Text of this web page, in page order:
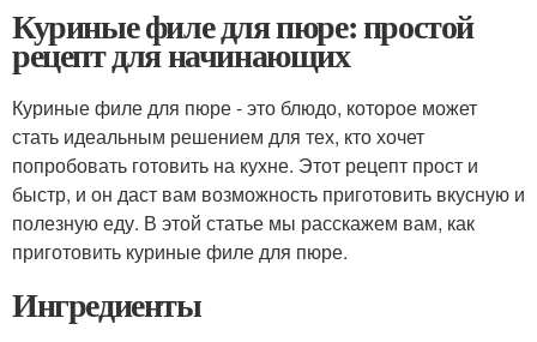
Куриные филе для пюре: простой
рецепт для начинающих
Куриные филе для пюре - это блюдо, которое может
стать идеальным решением для тех, кто хочет
попробовать готовить на кухне. Этот рецепт прост и
быстр, и он даст вам возможность приготовить вкусную и
полезную еду. В этой статье мы расскажем вам, как
приготовить куриные филе для пюре.
Ингредиенты